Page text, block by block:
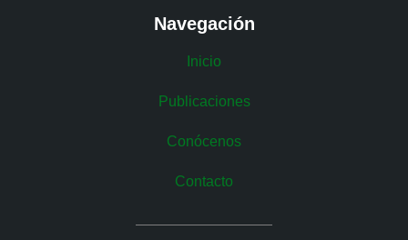
Navegación
Inicio
Publicaciones
Conócenos
Contacto